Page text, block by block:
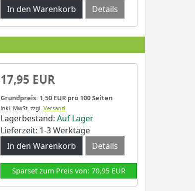
Details
17,95 EUR
Grundpreis: 1,50 EUR pro 100 Seiten
inkl. MwSt. zzgl. Versand
Lagerbestand: Auf Lager
Lieferzeit: 1-3 Werktage
Details
Sparset zum Preis von: 70,95 EUR